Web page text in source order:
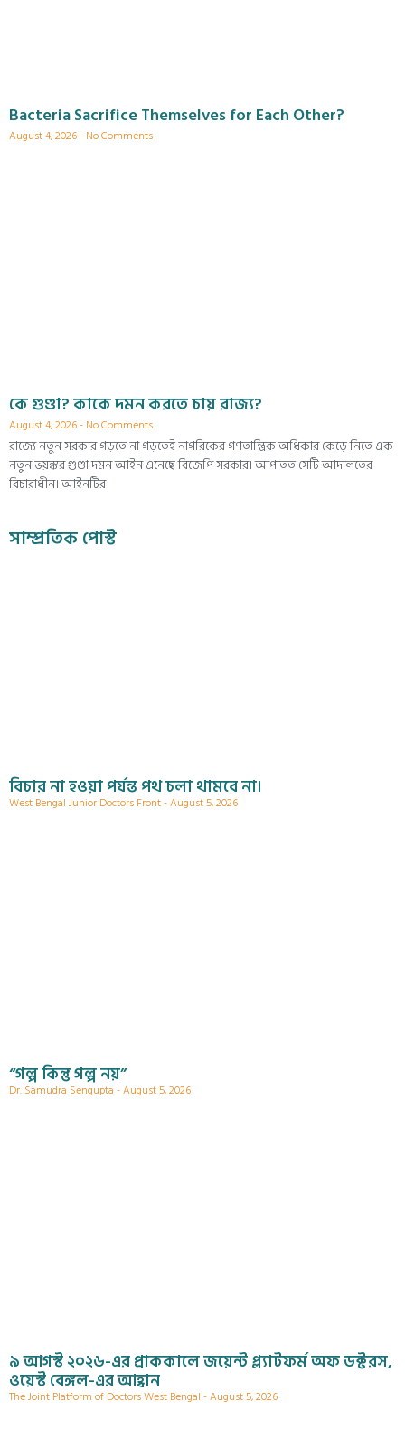
Bacteria Sacrifice Themselves for Each Other?
August 4, 2026 No Comments
কে গুণ্ডা? কাকে দমন করতে চায় রাজ্য?
August 4, 2026 No Comments
রাজ্যে নতুন সরকার গড়তে না গড়তেই নাগরিকের গণতান্ত্রিক অধিকার কেড়ে নিতে এক
নতুন ভয়ঙ্কর গুণ্ডা দমন আইন এনেছে বিজেপি সরকার। আপাতত সেটি আদালতের
বিচারাধীন। আইনটির
সাম্প্রতিক পোস্ট
বিচার না হওয়া পর্যন্ত পথ চলা থামবে না।
West Bengal Junior Doctors Front August 5, 2026
“গল্প কিন্তু গল্প নয়”
Dr. Samudra Sengupta August 5, 2026
৯ আগস্ট ২০২৬-এর প্রাককালে জয়েন্ট প্ল্যাটফর্ম অফ ডক্টরস,
ওয়েস্ট বেঙ্গল-এর আহ্বান
The Joint Platform of Doctors West Bengal August 5, 2026